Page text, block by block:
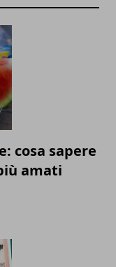
cosa sapere
amati